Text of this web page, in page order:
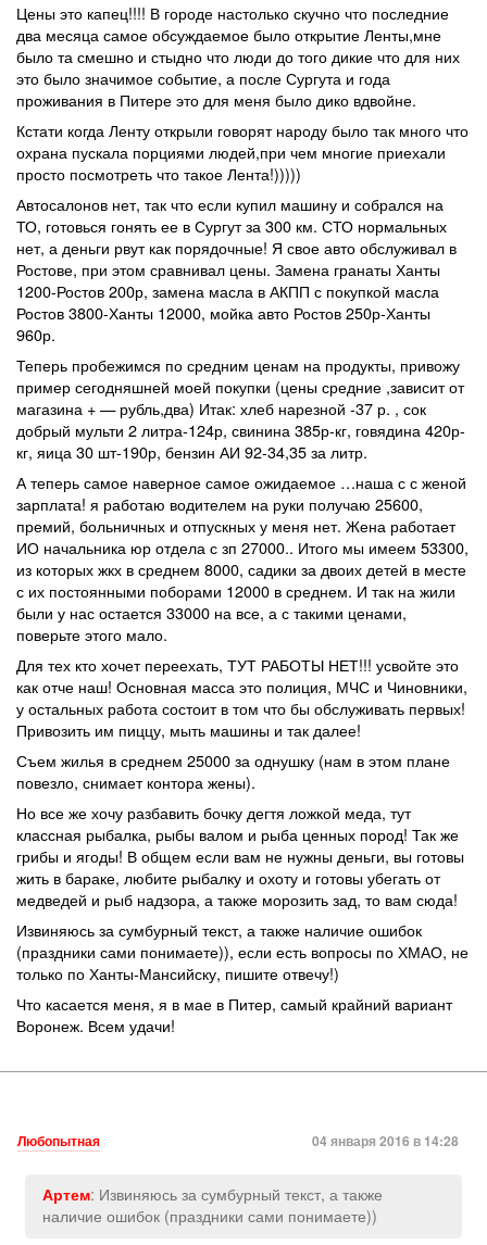
Цены это капец!!!! В городе настолько скучно что последние
два месяца самое обсуждаемое было открытие Ленты,мне
было та смешно и стыдно что люди до того дикие что для них
это было значимое событие, а после Сургута и года
проживания в Питере это для меня было дико вдвойне.
Кстати когда Ленту открыли говорят народу было так много что
охрана пускала порциями людей,при чем многие приехали
просто посмотреть что такое Лента!)))))
Автосалонов нет, так что если купил машину и собрался на
ТО, готовься гонять ее в Сургут за 300 км. СТО нормальных
нет, а деньги рвут как порядочные! Я свое авто обслуживал в
Ростове, при этом сравнивал цены. Замена гранаты Ханты
1200-Ростов 200р, замена масла в АКПП с покупкой масла
Ростов 3800-Ханты 12000, мойка авто Ростов 250р-Ханты
960р.
Теперь пробежимся по средним ценам на продукты, привожу
пример сегодняшней моей покупки (цены средние ,зависит от
магазина + — рубль,два) Итак: хлеб нарезной -37 р. , сок
добрый мульти 2 литра-124р, свинина 385р-кг, говядина 420р-
кг, яица 30 шт-190р, бензин АИ 92-34,35 за литр.
А теперь самое наверное самое ожидаемое …наша с с женой
зарплата! я работаю водителем на руки получаю 25600,
премий, больничных и отпускных у меня нет. Жена работает
ИО начальника юр отдела с зп 27000.. Итого мы имеем 53300,
из которых жкх в среднем 8000, садики за двоих детей в месте
с их постоянными поборами 12000 в среднем. И так на жили
были у нас остается 33000 на все, а с такими ценами,
поверьте этого мало.
Для тех кто хочет переехать, ТУТ РАБОТЫ НЕТ!!! усвойте это
как отче наш! Основная масса это полиция, МЧС и Чиновники,
у остальных работа состоит в том что бы обслуживать первых!
Привозить им пиццу, мыть машины и так далее!
Съем жилья в среднем 25000 за однушку (нам в этом плане
повезло, снимает контора жены).
Но все же хочу разбавить бочку дегтя ложкой меда, тут
классная рыбалка, рыбы валом и рыба ценных пород! Так же
грибы и ягоды! В общем если вам не нужны деньги, вы готовы
жить в бараке, любите рыбалку и охоту и готовы убегать от
медведей и рыб надзора, а также морозить зад, то вам сюда!
Извиняюсь за сумбурный текст, а также наличие ошибок
(праздники сами понимаете)), если есть вопросы по ХМАО, не
только по Ханты-Мансийску, пишите отвечу!)
Что касается меня, я в мае в Питер, самый крайний вариант
Воронеж. Всем удачи!
Любопытная 04 января 2016 в 14:28
Артем: Извиняюсь за сумбурный текст, а также
наличие ошибок (праздники сами понимаете))